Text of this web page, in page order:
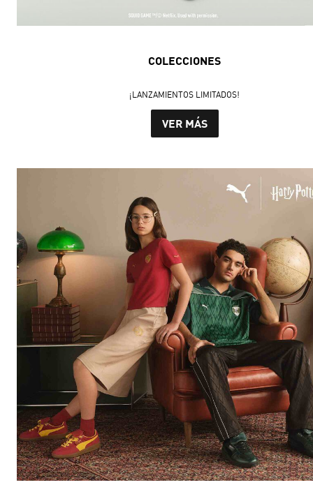
COLECCIONES
¡LANZAMIENTOS LIMITADOS!
VER MÁS